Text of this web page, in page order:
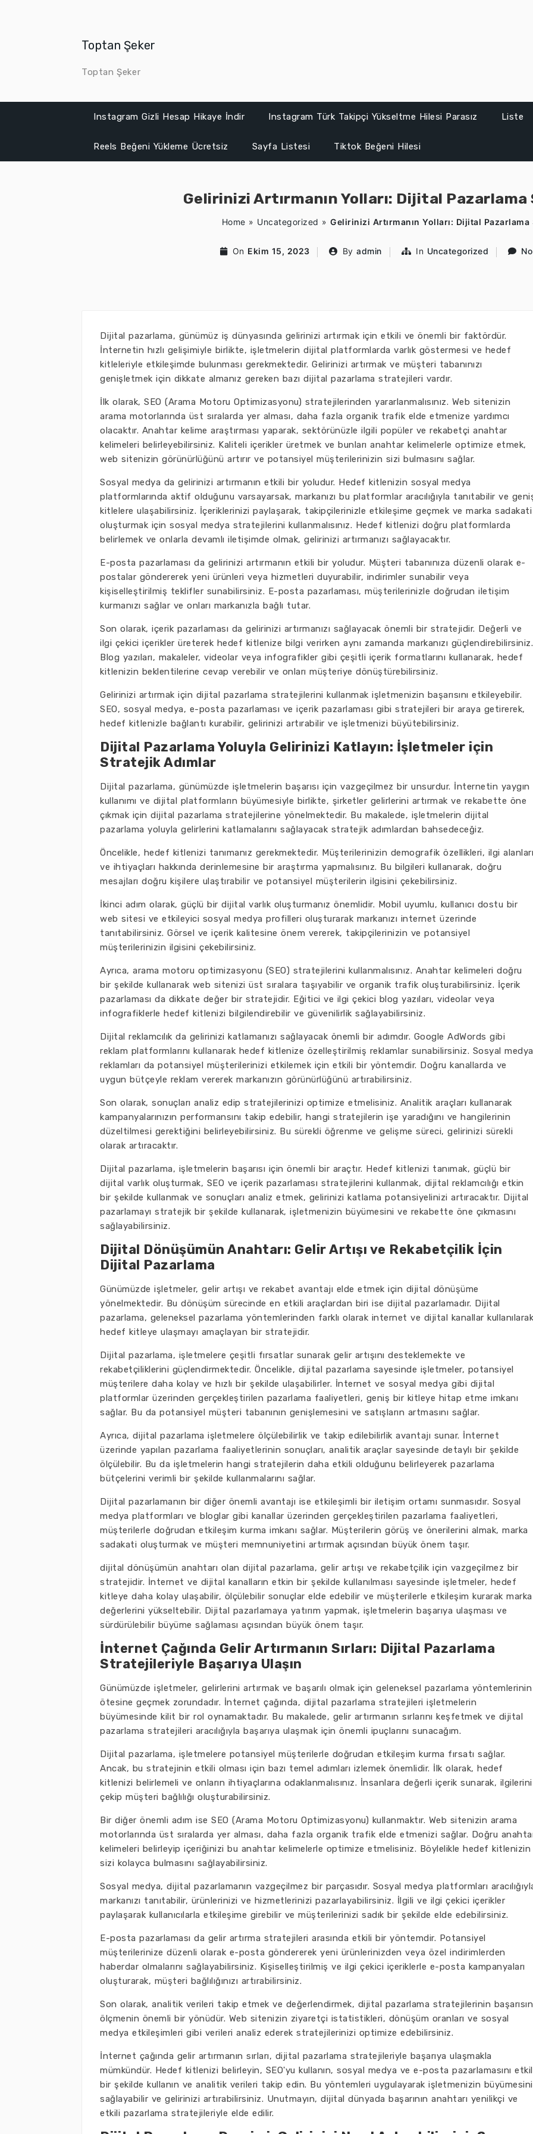
Toptan Şeker
Toptan Şeker
Instagram Gizli Hesap Hikaye İndir Instagram Türk Takipçi Yükseltme Hilesi Parasız Liste
Reels Beğeni Yükleme Ücretsiz Sayfa Listesi Tiktok Beğeni Hilesi
Gelirinizi Artırmanın Yolları: Dijital
Home » Uncategorized » Gelirinizi Artırmanın Yolları: Dijital
On Ekim 15, 2023 By admin In Uncategorized
Dijital pazarlama, günümüz iş dünyasında gelirinizi artırmak için etkili ve önemli bir faktördür.
İnternetin hızlı gelişimiyle birlikte, işletmelerin dijital platformlarda varlık göstermesi ve hedef
kitleleriyle etkileşimde bulunması gerekmektedir. Gelirinizi artırmak ve müşteri tabanınızı
genişletmek için dikkate almanız gereken bazı dijital pazarlama stratejileri vardır.
İlk olarak, SEO (Arama Motoru Optimizasyonu) stratejilerinden yararlanmalısınız. Web sitenizin
arama motorlarında üst sıralarda yer alması, daha fazla organik trafik elde etmenize yardımcı
olacaktır. Anahtar kelime araştırması yaparak, sektörünüzle ilgili popüler ve rekabetçi anahtar
kelimeleri belirleyebilirsiniz. Kaliteli içerikler üretmek ve bunları anahtar kelimelerle optimize etmek,
web sitenizin görünürlüğünü artırır ve potansiyel müşterilerinizin sizi bulmasını sağlar.
Sosyal medya da gelirinizi artırmanın etkili bir yoludur. Hedef kitlenizin sosyal medya
platformlarında aktif olduğunu varsayarsak, markanızı bu platformlar aracılığıyla tanıtabilir ve
kitlelere ulaşabilirsiniz. İçeriklerinizi paylaşarak, takipçilerinizle etkileşime geçmek ve marka sadakati
oluşturmak için sosyal medya stratejilerini kullanmalısınız. Hedef kitlenizi doğru platformlarda
belirlemek ve onlarla devamlı iletişimde olmak, gelirinizi artırmanızı sağlayacaktır.
E-posta pazarlaması da gelirinizi artırmanın etkili bir yoludur. Müşteri tabanınıza düzenli olarak e-
postalar göndererek yeni ürünleri veya hizmetleri duyurabilir, indirimler sunabilir veya
kişiselleştirilmiş teklifler sunabilirsiniz. E-posta pazarlaması, müşterilerinizle doğrudan iletişim
kurmanızı sağlar ve onları markanızla bağlı tutar.
Son olarak, içerik pazarlaması da gelirinizi artırmanızı sağlayacak önemli bir stratejidir. Değerli ve
ilgi çekici içerikler üreterek hedef kitlenize bilgi verirken aynı zamanda markanızı güçlendirebilirsiniz.
Blog yazıları, makaleler, videolar veya infografikler gibi çeşitli içerik formatlarını kullanarak, hedef
kitlenizin beklentilerine cevap verebilir ve onları müşteriye dönüştürebilirsiniz.
Gelirinizi artırmak için dijital pazarlama stratejilerini kullanmak işletmenizin başarısını etkileyebilir.
SEO, sosyal medya, e-posta pazarlaması ve içerik pazarlaması gibi stratejileri bir araya getirerek,
hedef kitlenizle bağlantı kurabilir, gelirinizi artırabilir ve işletmenizi büyütebilirsiniz.
Dijital Pazarlama Yoluyla Gelirinizi Katlayın: İşletmeler için
Stratejik Adımlar
Dijital pazarlama, günümüzde işletmelerin başarısı için vazgeçilmez bir unsurdur. İnternetin yaygın
kullanımı ve dijital platformların büyümesiyle birlikte, şirketler gelirlerini artırmak ve rekabette öne
çıkmak için dijital pazarlama stratejilerine yönelmektedir. Bu makalede, işletmelerin dijital
pazarlama yoluyla gelirlerini katlamalarını sağlayacak stratejik adımlardan bahsedeceğiz.
Öncelikle, hedef kitlenizi tanımanız gerekmektedir. Müşterilerinizin demografik özellikleri, ilgi alanları
ve ihtiyaçları hakkında derinlemesine bir araştırma yapmalısınız. Bu bilgileri kullanarak, doğru
mesajları doğru kişilere ulaştırabilir ve potansiyel müşterilerin ilgisini çekebilirsiniz.
İkinci adım olarak, güçlü bir dijital varlık oluşturmanız önemlidir. Mobil uyumlu, kullanıcı dostu bir
web sitesi ve etkileyici sosyal medya profilleri oluşturarak markanızı internet üzerinde
tanıtabilirsiniz. Görsel ve içerik kalitesine önem vererek, takipçilerinizin ve potansiyel
müşterilerinizin ilgisini çekebilirsiniz.
Ayrıca, arama motoru optimizasyonu (SEO) stratejilerini kullanmalısınız. Anahtar kelimeleri doğru
bir şekilde kullanarak web sitenizi üst sıralara taşıyabilir ve organik trafik oluşturabilirsiniz. İçerik
pazarlaması da dikkate değer bir stratejidir. Eğitici ve ilgi çekici blog yazıları, videolar veya
infografiklerle hedef kitlenizi bilgilendirebilir ve güvenilirlik sağlayabilirsiniz.
Dijital reklamcılık da gelirinizi katlamanızı sağlayacak önemli bir adımdır. Google AdWords gibi
reklam platformlarını kullanarak hedef kitlenize özelleştirilmiş reklamlar sunabilirsiniz. Sosyal medya
reklamları da potansiyel müşterilerinizi etkilemek için etkili bir yöntemdir. Doğru kanallarda ve
uygun bütçeyle reklam vererek markanızın görünürlüğünü artırabilirsiniz.
Son olarak, sonuçları analiz edip stratejilerinizi optimize etmelisiniz. Analitik araçları kullanarak
kampanyalarınızın performansını takip edebilir, hangi stratejilerin işe yaradığını ve hangilerinin
düzeltilmesi gerektiğini belirleyebilirsiniz. Bu sürekli öğrenme ve gelişme süreci, gelirinizi sürekli
olarak artıracaktır.
Dijital pazarlama, işletmelerin başarısı için önemli bir araçtır. Hedef kitlenizi tanımak, güçlü bir
dijital varlık oluşturmak, SEO ve içerik pazarlaması stratejilerini kullanmak, dijital reklamcılığı etkin
bir şekilde kullanmak ve sonuçları analiz etmek, gelirinizi katlama potansiyelinizi artıracaktır. Dijital
pazarlamayı stratejik bir şekilde kullanarak, işletmenizin büyümesini ve rekabette öne çıkmasını
sağlayabilirsiniz.
Dijital Dönüşümün Anahtarı: Gelir Artışı ve Rekabetçilik İçin
Dijital Pazarlama
Günümüzde işletmeler, gelir artışı ve rekabet avantajı elde etmek için dijital dönüşüme
yönelmektedir. Bu dönüşüm sürecinde en etkili araçlardan biri ise dijital pazarlamadır. Dijital
pazarlama, geleneksel pazarlama yöntemlerinden farklı olarak internet ve dijital kanallar kullanılarak
hedef kitleye ulaşmayı amaçlayan bir stratejidir.
Dijital pazarlama, işletmelere çeşitli fırsatlar sunarak gelir artışını desteklemekte ve
rekabetçiliklerini güçlendirmektedir. Öncelikle, dijital pazarlama sayesinde işletmeler, potansiyel
müşterilere daha kolay ve hızlı bir şekilde ulaşabilirler. İnternet ve sosyal medya gibi dijital
platformlar üzerinden gerçekleştirilen pazarlama faaliyetleri, geniş bir kitleye hitap etme imkanı
sağlar. Bu da potansiyel müşteri tabanının genişlemesini ve satışların artmasını sağlar.
Ayrıca, dijital pazarlama işletmelere ölçülebilirlik ve takip edilebilirlik avantajı sunar. İnternet
üzerinde yapılan pazarlama faaliyetlerinin sonuçları, analitik araçlar sayesinde detaylı bir şekilde
ölçülebilir. Bu da işletmelerin hangi stratejilerin daha etkili olduğunu belirleyerek pazarlama
bütçelerini verimli bir şekilde kullanmalarını sağlar.
Dijital pazarlamanın bir diğer önemli avantajı ise etkileşimli bir iletişim ortamı sunmasıdır. Sosyal
medya platformları ve bloglar gibi kanallar üzerinden gerçekleştirilen pazarlama faaliyetleri,
müşterilerle doğrudan etkileşim kurma imkanı sağlar. Müşterilerin görüş ve önerilerini almak, marka
sadakati oluşturmak ve müşteri memnuniyetini artırmak açısından büyük önem taşır.
dijital dönüşümün anahtarı olan dijital pazarlama, gelir artışı ve rekabetçilik için vazgeçilmez bir
stratejidir. İnternet ve dijital kanalların etkin bir şekilde kullanılması sayesinde işletmeler, hedef
kitleye daha kolay ulaşabilir, ölçülebilir sonuçlar elde edebilir ve müşterilerle etkileşim kurarak marka
değerlerini yükseltebilir. Dijital pazarlamaya yatırım yapmak, işletmelerin başarıya ulaşması ve
sürdürülebilir büyüme sağlaması açısından büyük önem taşır.
İnternet Çağında Gelir Artırmanın Sırları: Dijital Pazarlama
Stratejileriyle Başarıya Ulaşın
Günümüzde işletmeler, gelirlerini artırmak ve başarılı olmak için geleneksel pazarlama yöntemlerinin
ötesine geçmek zorundadır. İnternet çağında, dijital pazarlama stratejileri işletmelerin
büyümesinde kilit bir rol oynamaktadır. Bu makalede, gelir artırmanın sırlarını keşfetmek ve dijital
pazarlama stratejileri aracılığıyla başarıya ulaşmak için önemli ipuçlarını sunacağım.
Dijital pazarlama, işletmelere potansiyel müşterilerle doğrudan etkileşim kurma fırsatı sağlar.
Ancak, bu stratejinin etkili olması için bazı temel adımları izlemek önemlidir. İlk olarak, hedef
kitlenizi belirlemeli ve onların ihtiyaçlarına odaklanmalısınız. İnsanlara değerli içerik sunarak, ilgilerini
çekip müşteri bağlılığı oluşturabilirsiniz.
Bir diğer önemli adım ise SEO (Arama Motoru Optimizasyonu) kullanmaktır. Web sitenizin arama
motorlarında üst sıralarda yer alması, daha fazla organik trafik elde etmenizi sağlar. Doğru
kelimeleri belirleyip içeriğinizi bu anahtar kelimelerle optimize etmelisiniz. Böylelikle hedef kitlenizin
sizi kolayca bulmasını sağlayabilirsiniz.
Sosyal medya, dijital pazarlamanın vazgeçilmez bir parçasıdır. Sosyal medya platformları
markanızı tanıtabilir, ürünlerinizi ve hizmetlerinizi pazarlayabilirsiniz. İlgili ve ilgi çekici içerikler
paylaşarak kullanıcılarla etkileşime girebilir ve müşterilerinizi sadık bir şekilde elde edebilirsiniz.
E-posta pazarlaması da gelir artırma stratejileri arasında etkili bir yöntemdir. Potansiyel
müşterilerinize düzenli olarak e-posta göndererek yeni ürünlerinizden veya özel indirimlerden
haberdar olmalarını sağlayabilirsiniz. Kişiselleştirilmiş ve ilgi çekici içeriklerle e-posta kampanyaları
oluşturarak, müşteri bağlılığınızı artırabilirsiniz.
Son olarak, analitik verileri takip etmek ve değerlendirmek, dijital pazarlama stratejilerinin
ölçmenin önemli bir yönüdür. Web sitenizin ziyaretçi istatistikleri, dönüşüm oranları ve sosyal
medya etkileşimleri gibi verileri analiz ederek stratejilerinizi optimize edebilirsiniz.
İnternet çağında gelir artırmanın sırları, dijital pazarlama stratejileriyle başarıya ulaşmakla
mümkündür. Hedef kitlenizi belirleyin, SEO'yu kullanın, sosyal medya ve e-posta pazarlamasını
bir şekilde kullanın ve analitik verileri takip edin. Bu yöntemleri uygulayarak işletmenizin büyümesini
sağlayabilir ve gelirinizi artırabilirsiniz. Unutmayın, dijital dünyada başarının anahtarı yenilikçi ve
etkili pazarlama stratejileriyle elde edilir.